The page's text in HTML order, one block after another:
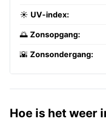
☀️ UV-index:
🌅 Zonsopgang:
🌇 Zonsondergang:
Hoe is het weer